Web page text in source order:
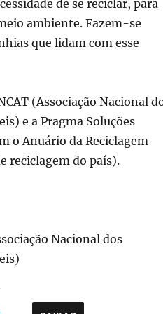
de se reciclar, para
ambiente. Fazem-se
que lidam com esse
(Associação Nacional
e a Pragma Soluções
o Anuário da Reciclagem
reciclagem do país).
Nacional dos